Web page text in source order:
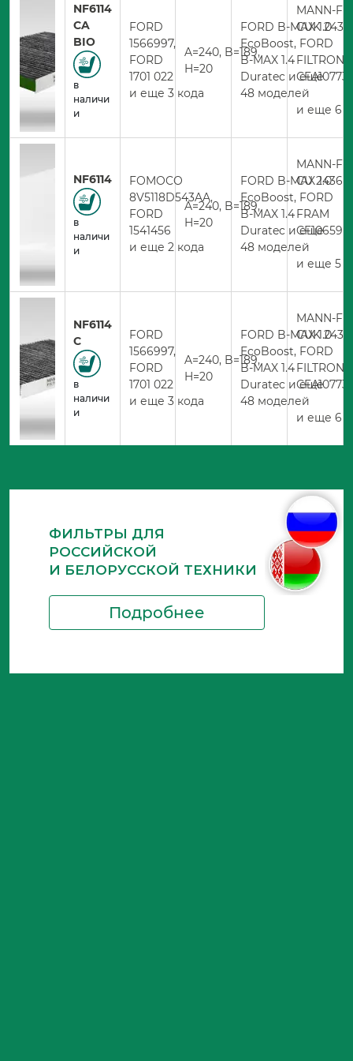
NF6114
CA
BIO
в
наличи
и
FORD
1566997,
FORD
1701 022
и еще 3 кода
A=240, B=189,
H=20
FORD B-MAX 1.0
EcoBoost, FORD
B-MAX 1.4
Duratec и еще
48 моделей
MANN-
CUK 2436
FILTRON
CFA10773
и еще 6
NF6114
в
наличи
и
FOMOCO
8V5118D543AA,
FORD
1541456
и еще 2 кода
A=240, B=189,
H=20
FORD B-MAX 1.0
EcoBoost, FORD
B-MAX 1.4
Duratec и еще
48 моделей
MANN-
CU 2436
FRAM
CF10659
и еще 5
NF6114
C
в
наличи
и
FORD
1566997,
FORD
1701 022
и еще 3 кода
A=240, B=189,
H=20
FORD B-MAX 1.0
EcoBoost, FORD
B-MAX 1.4
Duratec и еще
48 моделей
MANN-
CUK 2436
FILTRON
CFA10773
и еще 6
ФИЛЬТРЫ ДЛЯ
РОССИЙСКОЙ
И БЕЛОРУССКОЙ ТЕХНИКИ
Подробнее